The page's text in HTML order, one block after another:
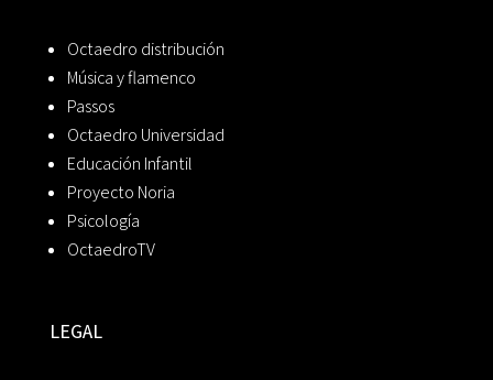
Octaedro distribución
Música y flamenco
Passos
Octaedro Universidad
Educación Infantil
Proyecto Noria
Psicología
OctaedroTV
LEGAL